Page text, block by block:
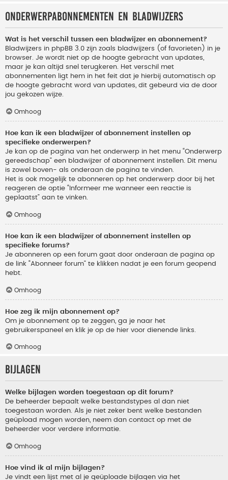
Onderwerpabonnementen en bladwijzers
Wat is het verschil tussen een bladwijzer en abonnement?
Bladwijzers in phpBB 3.0 zijn zoals bladwijzers (of favorieten) in je
browser. Je wordt niet op de hoogte gebracht van updates,
maar je kan altijd snel terugkeren. Het verschil met
abonnementen ligt hem in het feit dat je hierbij automatisch op
de hoogte gebracht word van updates, dit gebeurd via de door
jou gekozen wijze.
Omhoog
Hoe kan ik een bladwijzer of abonnement instellen op
specifieke onderwerpen?
Je kan op de pagina van het onderwerp in het menu “Onderwerp
gereedschap” een bladwijzer of abonnement instellen. Dit menu
is zowel boven- als onderaan de pagina te vinden.
Het is ook mogelijk te abonneren op het onderwerp door bij het
reageren de optie “Informeer me wanneer een reactie is
geplaatst” aan te vinken.
Omhoog
Hoe kan ik een bladwijzer of abonnement instellen op
specifieke forums?
Je abonneren op een forum gaat door onderaan de pagina op
de link “Abonneer forum” te klikken nadat je een forum geopend
hebt.
Omhoog
Hoe zeg ik mijn abonnement op?
Om je abonnement op te zeggen, ga je naar het
gebruikerspaneel en klik je op de hier voor dienende links.
Omhoog
Bijlagen
Welke bijlagen worden toegestaan op dit forum?
De beheerder bepaalt welke bestandstypes al dan niet
toegestaan worden. Als je niet zeker bent welke bestanden
geüpload mogen worden, neem dan contact op met de
beheerder voor verdere informatie.
Omhoog
Hoe vind ik al mijn bijlagen?
Je vindt een lijst met al je geüploade bijlagen via het